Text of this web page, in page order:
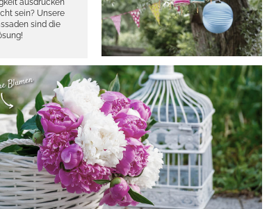
ausdrücken
sein? Unsere
sind die